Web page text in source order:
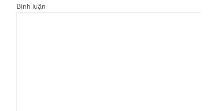
Bình luận